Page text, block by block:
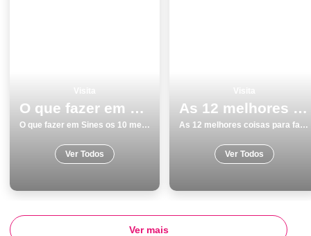
O que fazer em Sines os 10 melhores lugares para visitar
O que fazer em Sines os 10 melhores lugares para visitar
Ver Todos
As 12 melhores coisas para fazer e visitar em Vila Nova de Gaia
As 12 melhores coisas para fazer e visitar em Vila Nova de Gaia
Ver Todos
Ver mais